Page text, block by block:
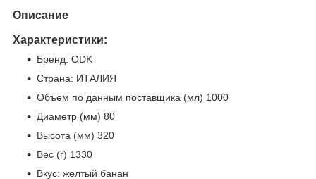
Описание
Характеристики:
Бренд: ODK
Страна: ИТАЛИЯ
Объем по данным поставщика (мл) 1000
Диаметр (мм) 80
Высота (мм) 320
Вес (г) 1330
Вкус: желтый банан